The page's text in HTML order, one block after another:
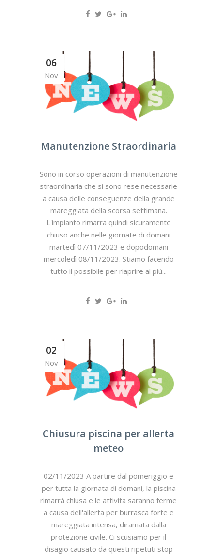
06
Nov
Manutenzione Straordinaria
Sono in corso operazioni di manutenzione
straordinaria che si sono rese necessarie
a causa delle conseguenze della grande
mareggiata della scorsa settimana.
L'impianto rimarra quindi sicuramente
chiuso anche nelle giornate di domani
martedì 07/11/2023 e dopodomani
mercoledì 08/11/2023. Stiamo facendo
tutto il possibile per riaprire al più...
02
Nov
Chiusura piscina per allerta
meteo
02/11/2023 A partire dal pomeriggio e
per tutta la giornata di domani, la piscina
rimarrà chiusa e le attività saranno ferme
a causa dell'allerta per burrasca forte e
mareggiata intensa, diramata dalla
protezione civile. Ci scusiamo per il
disagio causato da questi ripetuti stop